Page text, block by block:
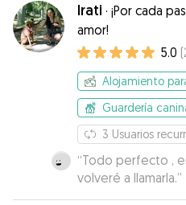
Irati · ¡Por cada
amor!
5.0 (
Alojamiento
Guardería
3 Usuarios
“Todo perfecto ,
volveré a llamarla.”